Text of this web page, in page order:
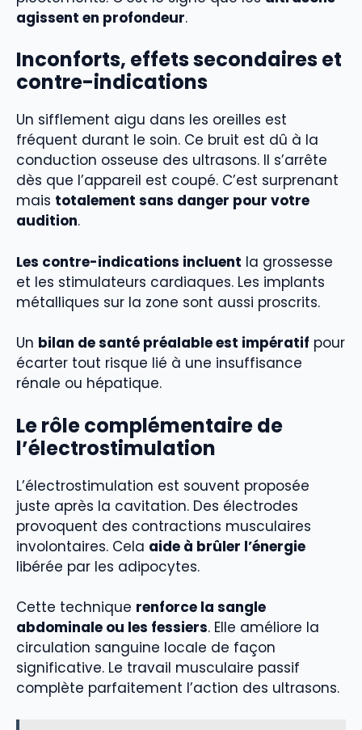
agissent en profondeur.
Inconforts, effets secondaires et
contre-indications
Un sifflement aigu dans les oreilles est
fréquent durant le soin. Ce bruit est dû à la
conduction osseuse des ultrasons. Il s’arrête
dès que l’appareil est coupé. C’est surprenant
mais totalement sans danger pour votre
audition.
Les contre-indications incluent la grossesse
et les stimulateurs cardiaques. Les implants
métalliques sur la zone sont aussi proscrits.
Un bilan de santé préalable est impératif pour
écarter tout risque lié à une insuffisance
rénale ou hépatique.
Le rôle complémentaire de
l’électrostimulation
L’électrostimulation est souvent proposée
juste après la cavitation. Des électrodes
provoquent des contractions musculaires
involontaires. Cela aide à brûler l’énergie
libérée par les adipocytes.
Cette technique renforce la sangle
abdominale ou les fessiers. Elle améliore la
circulation sanguine locale de façon
significative. Le travail musculaire passif
complète parfaitement l’action des ultrasons.